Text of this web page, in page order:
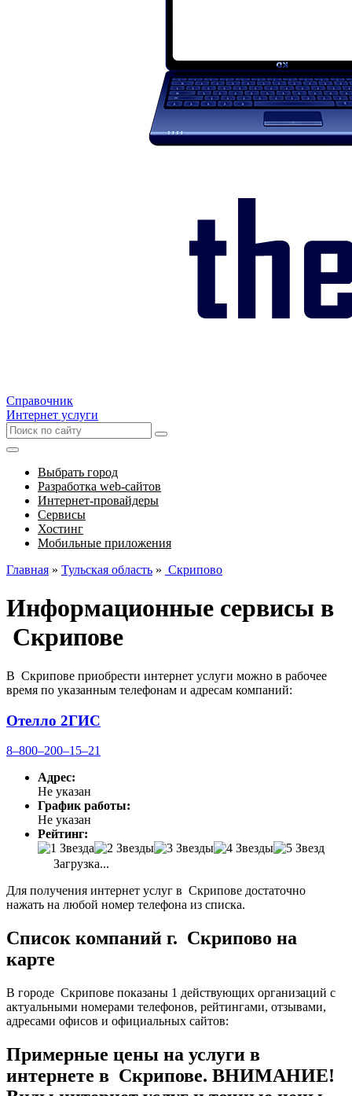
Справочник
Интернет услуги
Выбрать город
Разработка web-сайтов
Интернет-провайдеры
Сервисы
Хостинг
Мобильные приложения
Главная » Тульская область » Скрипово
Информационные сервисы в
Скрипове
В Скрипове приобрести интернет услуги можно в рабочее
время по указанным телефонам и адресам компаний:
Отелло 2ГИС
8‒800‒200‒15‒21
Адрес:
Не указан
График работы:
Не указан
Рейтинг:
Загрузка...
Для получения интернет услуг в Скрипове достаточно
нажать на любой номер телефона из списка.
Список компаний г. Скрипово на
карте
В городе Скрипове показаны 1 действующих организаций с
актуальными номерами телефонов, рейтингами, отзывами,
адресами офисов и официальных сайтов:
Примерные цены на услуги в
интернете в Скрипове. ВНИМАНИЕ!